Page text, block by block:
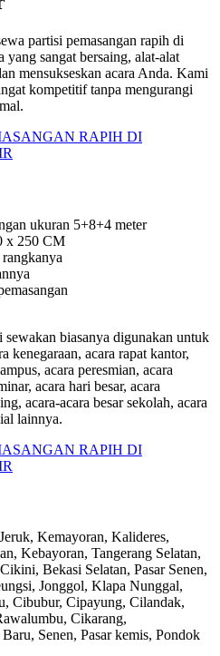
partisi pemasangan rapih di
sangat bersaing, alat-alat
mensukseskan acara Anda. Kami
kompetitif tanpa mengurangi
ukuran 5+8+4 meter
x 250 CM
biasanya digunakan untuk
kenegaraan, acara rapat kantor,
acara peresmian, acara
acara hari besar, acara
acara-acara besar sekolah, acara
lainnya.
Kemayoran, Kalideres,
Kebayoran, Tangerang Selatan,
Bekasi Selatan, Pasar Senen,
Jonggol, Klapa Nunggal,
Cibubur, Cipayung, Cilandak,
Cikarang,
Senen, Pasar kemis, Pondok